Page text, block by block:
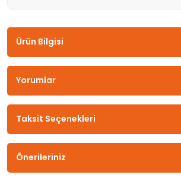
Ürün Bilgisi
Yorumlar
Taksit Seçenekleri
Önerileriniz